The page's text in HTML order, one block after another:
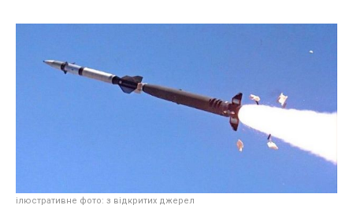
ілюстративне фото: з відкритих джерел